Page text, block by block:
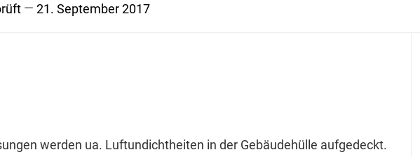
21. September 2017
werden ua. Luftundichtheiten in der Gebäudehülle aufgedeckt.